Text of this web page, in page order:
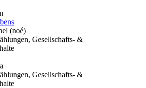
(noé)
Gesellschafts- &
Gesellschafts- &